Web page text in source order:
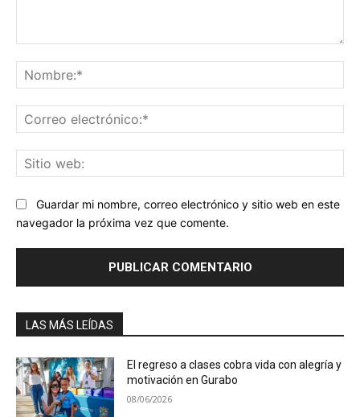
Guardar mi nombre, correo electrónico y sitio web en este
navegador la próxima vez que comente.
LAS MÁS LEÍDAS
El regreso a clases cobra vida con alegría y
motivación en Gurabo
08/06/2026